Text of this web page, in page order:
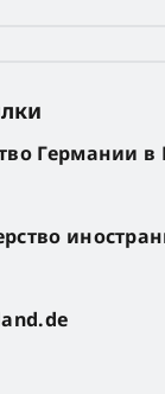
Германии в